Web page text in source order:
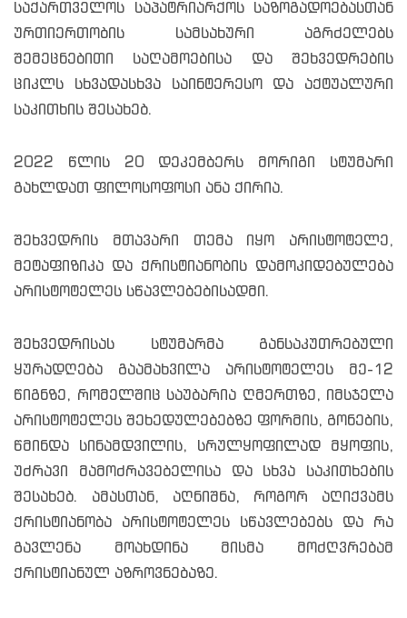
საქართველოს საპატრიარქოს საზოგადოებასთან
ურთიერთობის სამსახური აგრძელებს
შემეცნებითი საღამოებისა და შეხვედრების
ციკლს სხვადასხვა საინტერესო და აქტუალური
საკითხის შესახებ.
2022 წლის 20 დეკემბერს მორიგი სტუმარი
გახლდათ ფილოსოფოსი ანა ქირია.
შეხვედრის მთავარი თემა იყო არისტოტელე,
მეტაფიზიკა და ქრისტიანობის დამოკიდებულება
არისტოტელეს სწავლებებისადმი.
შეხვედრისას სტუმარმა განსაკუთრებული
ყურადღება გაამახვილა არისტოტელეს მე-12
წიგნზე, რომელშიც საუბარია ღმერთზე, იმსჯელა
არისტოტელეს შეხედულებებზე ფორმის, გონების,
წმინდა სინამდვილის, სრულყოფილად მყოფის,
უძრავი მამოძრავებელისა და სხვა საკითხების
შესახებ. ამასთან, აღნიშნა, როგორ აღიქვამს
ქრისტიანობა არისტოტელეს სწავლებებს და რა
გავლენა მოახდინა მისმა მოძღვრებამ
ქრისტიანულ აზროვნებაზე.